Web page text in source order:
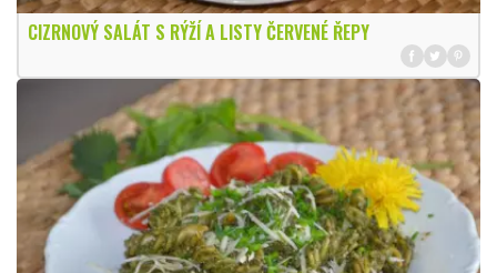
CIZRNOVÝ SALÁT S RÝŽÍ A LISTY ČERVENÉ ŘEPY